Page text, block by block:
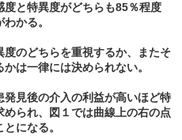
と特異度がどちらも85％程度
かる。
のどちらを重視するか、またそ
は一律には決められない。
見後の介入の利益が高いほど特
られ、図１では曲線上の右の点
になる。